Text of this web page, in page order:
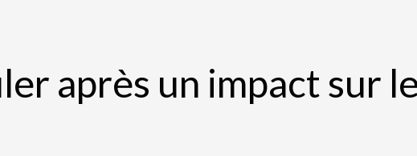
après un impact sur